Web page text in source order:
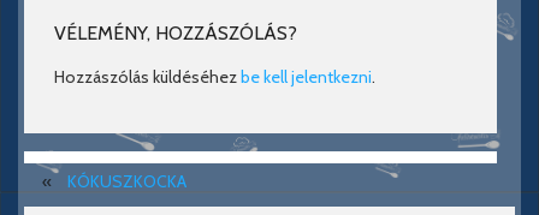
VÉLEMÉNY, HOZZÁSZÓLÁS?
Hozzászólás küldéséhezbe kell jelentkezni.
« KÓKUSZKOCKA